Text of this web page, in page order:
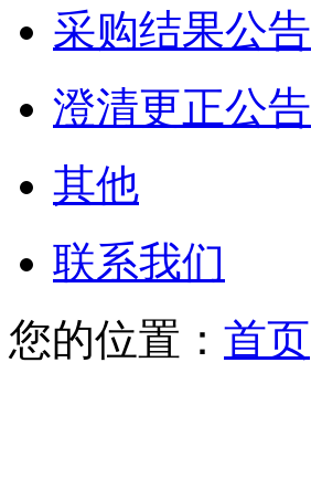
采购结果公告
澄清更正公告
其他
联系我们
您的位置： 首页